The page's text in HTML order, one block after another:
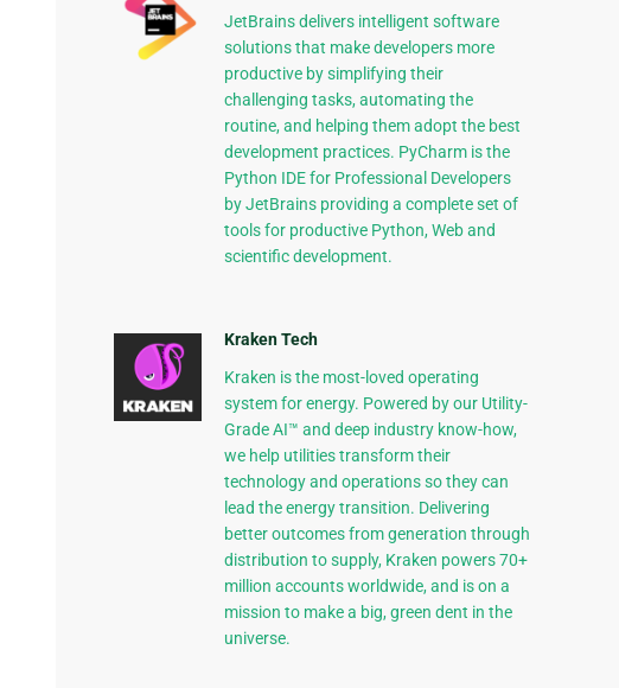
JetBrains delivers intelligent software
solutions that make developers more
productive by simplifying their
challenging tasks, automating the
routine, and helping them adopt the best
development practices. PyCharm is the
Python IDE for Professional Developers
by JetBrains providing a complete set of
tools for productive Python, Web and
scientific development.
Kraken Tech
Kraken is the most-loved operating
system for energy. Powered by our Utility-
Grade AI™ and deep industry know-how,
we help utilities transform their
technology and operations so they can
lead the energy transition. Delivering
better outcomes from generation through
distribution to supply, Kraken powers 70+
million accounts worldwide, and is on a
mission to make a big, green dent in the
universe.